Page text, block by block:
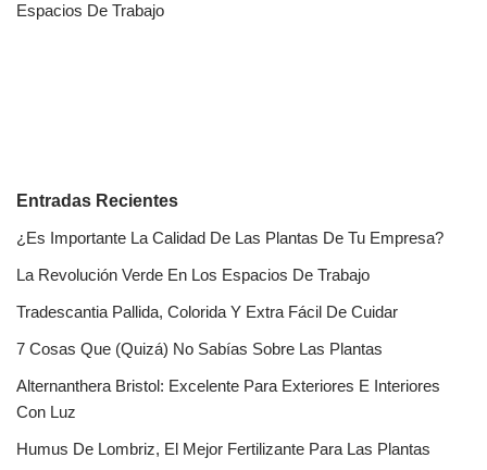
Espacios De Trabajo
Entradas Recientes
¿Es Importante La Calidad De Las Plantas De Tu Empresa?
La Revolución Verde En Los Espacios De Trabajo
Tradescantia Pallida, Colorida Y Extra Fácil De Cuidar
7 Cosas Que (Quizá) No Sabías Sobre Las Plantas
Alternanthera Bristol: Excelente Para Exteriores E Interiores
Con Luz
Humus De Lombriz, El Mejor Fertilizante Para Las Plantas